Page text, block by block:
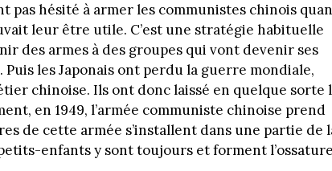
pas hésité à armer les communistes chinois
leur être utile. C’est une stratégie habituelle
des armes à des groupes qui vont devenir ses
les Japonais ont perdu la guerre mondiale,
chinoise. Ils ont donc laissé en quelque sorte
en 1949, l’armée communiste chinoise prend
de cette armée s’installent dans une partie de
enfants y sont toujours et forment l’ossature